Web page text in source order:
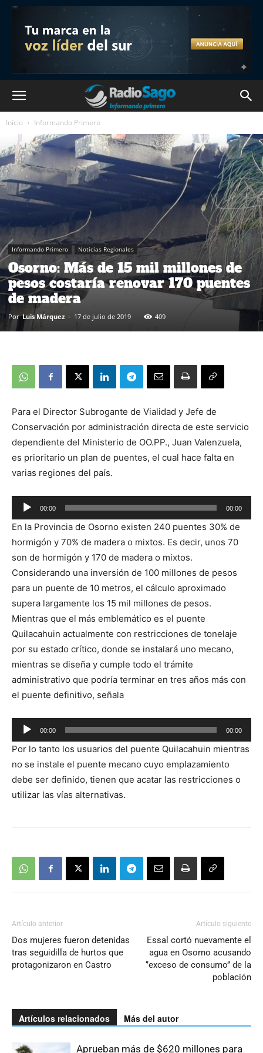
Inicio Informando Primero
Informando Primero Noticias Regionales
Osorno: Más de 15 mil millones de
pesos costaría renovar 170 puentes
de madera
Por Luis Márquez - 17 de julio de 2019 409
Para el Director Subrogante de Vialidad y Jefe de
Conservación por administración directa de este servicio
dependiente del Ministerio de OO.PP., Juan Valenzuela,
es prioritario un plan de puentes, el cual hace falta en
varias regiones del país.
Reproductor
de
audio
00:00 00:00
En la Provincia de Osorno existen 240 puentes 30% de
hormigón y 70% de madera o mixtos. Es decir, unos 70
son de hormigón y 170 de madera o mixtos.
Considerando una inversión de 100 millones de pesos
para un puente de 10 metros, el cálculo aproximado
supera largamente los 15 mil millones de pesos.
Mientras que el más emblemático es el puente
Quilacahuin actualmente con restricciones de tonelaje
por su estado crítico, donde se instalará uno mecano,
mientras se diseña y cumple todo el trámite
administrativo que podría terminar en tres años más con
el puente definitivo, señala
Reproductor
de
audio
00:00 00:00
Por lo tanto los usuarios del puente Quilacahuin mientras
no se instale el puente mecano cuyo emplazamiento
debe ser definido, tienen que acatar las restricciones o
utilizar las vías alternativas.
Artículo anterior
Dos mujeres fueron detenidas
tras seguidilla de hurtos que
protagonizaron en Castro
Artículo siguiente
Essal cortó nuevamente el
agua en Osorno acusando
‘’exceso de consumo’’ de la
población
Artículos relacionados Más del autor
Aprueban más de $620 millones para